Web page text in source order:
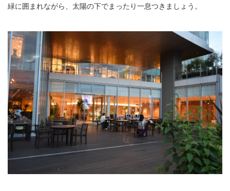
緑に囲まれながら、太陽の下でまったり一息つきましょう。